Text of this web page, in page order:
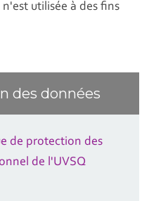
utilisée à des fins
des données
de protection des
de l'UVSQ